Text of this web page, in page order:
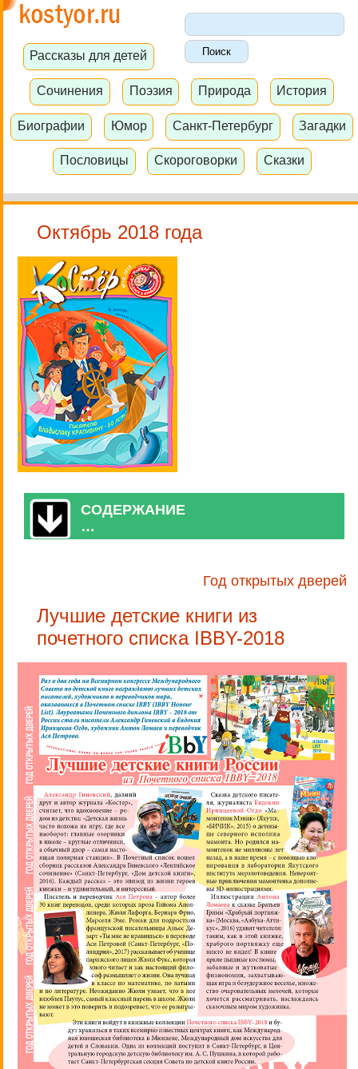
Рассказы для детей
Сочинения Поэзия Природа История
Биографии Юмор Санкт-Петербург Загадки
Пословицы Скороговорки Сказки
Октябрь 2018 года
СОДЕРЖАНИЕ
…
Год открытых дверей
Лучшие детские книги из
почетного списка IBBY-2018